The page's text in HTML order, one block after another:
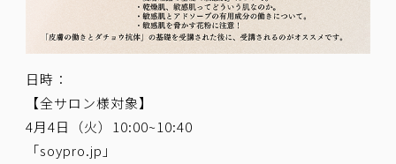
日時：
【全サロン様対象】
4月4日（火）10:00~10:40
「soypro.jp」